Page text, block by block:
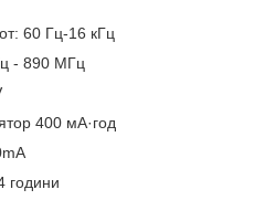
60 Гц-16 кГц
- 890 МГц
400 мА·год
години